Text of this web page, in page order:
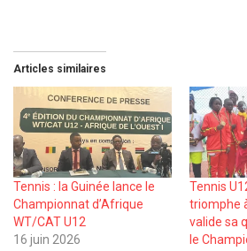
Articles similaires
Tennis : la Guinée lance le
Championnat d’Afrique
WT/CAT U12
16 juin 2026
Tennis
triomphe
valide sa
le